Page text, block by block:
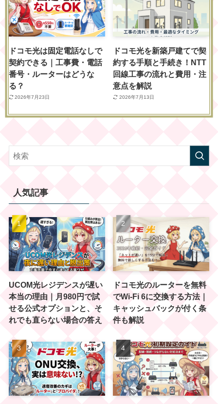
ドコモ光は固定電話なしで
契約できる｜工事費・電話
番号・ルーターはどうな
る？
2026年7月23日
ドコモ光を新築戸建てで契
約する手順と手続き！NTT
回線工事の流れと費用・注
意点を解説
2026年7月13日
人気記事
UCOM光レジデンスが遅い
本当の理由｜月980円で試
せる公式オプションと、そ
れでも直らない場合の答え
ドコモ光のルーターを無料
でWi-Fi 6に交換する方法｜
キャッシュバックが付く条
件も解説